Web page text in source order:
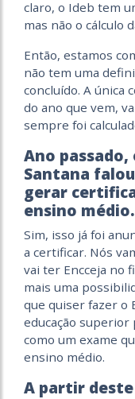
claro, o Ideb tem
mas não o cálculo
Então, estamos
não tem uma
concluído. A única
do ano que vem,
sempre foi
Ano
Santana
gerar
ensino
Sim, isso já foi
a certificar. Nós
vai ter Encceja no
mais uma
que quiser fazer o
educação
como um exame
ensino médio.
A partir deste